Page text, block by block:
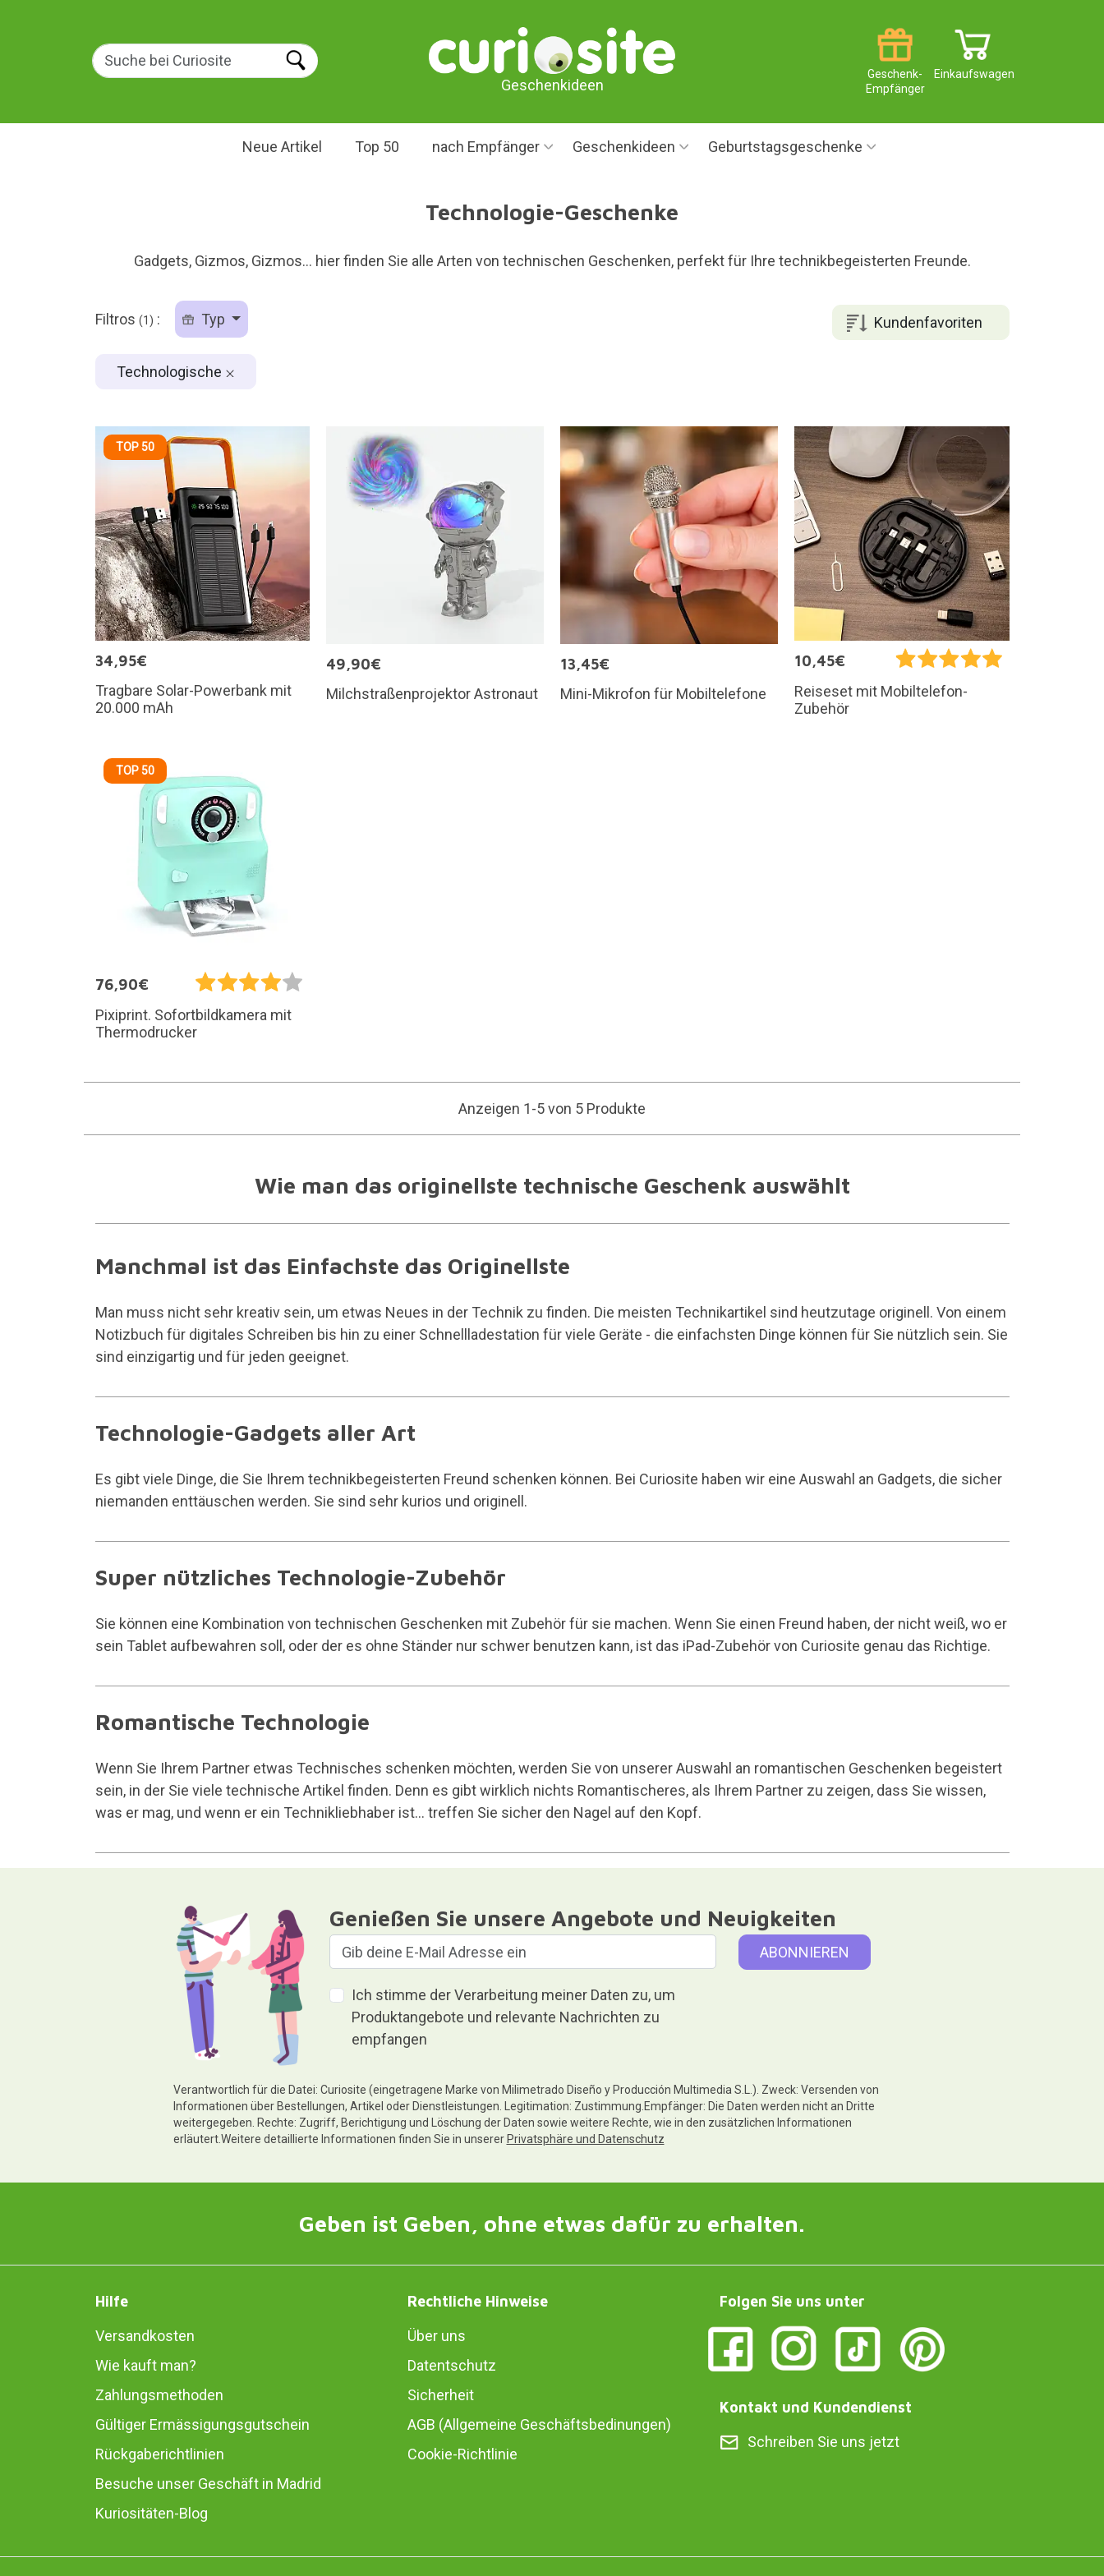
Geschenkideen
Einkaufswagen
Geschenk-
Empfänger
Neue Artikel Top 50 nach Empfänger Geschenkideen Geburtstagsgeschenke
Technologie-Geschenke
Gadgets, Gizmos, Gizmos... hier finden Sie alle Arten von technischen Geschenken, perfekt für Ihre technikbegeisterten Freunde.
Kundenfavoriten
Filtros (1) : Typ
Technologische
TOP 50
34,95€
Tragbare Solar-Powerbank mit
20.000 mAh
49,90€
Milchstraßenprojektor Astronaut
13,45€
Mini-Mikrofon für Mobiltelefone
10,45€
Reiseset mit Mobiltelefon-
Zubehör
TOP 50
76,90€
Pixiprint. Sofortbildkamera mit
Thermodrucker
Anzeigen 1-5 von 5 Produkte
Wie man das originellste technische Geschenk auswählt
Manchmal ist das Einfachste das Originellste
Man muss nicht sehr kreativ sein, um etwas Neues in der Technik zu finden. Die meisten Technikartikel sind heutzutage originell. Von einem
Notizbuch für digitales Schreiben bis hin zu einer Schnellladestation für viele Geräte - die einfachsten Dinge können für Sie nützlich sein. Sie
sind einzigartig und für jeden geeignet.
Technologie-Gadgets aller Art
Es gibt viele Dinge, die Sie Ihrem technikbegeisterten Freund schenken können. Bei Curiosite haben wir eine Auswahl an Gadgets, die sicher
niemanden enttäuschen werden. Sie sind sehr kurios und originell.
Super nützliches Technologie-Zubehör
Sie können eine Kombination von technischen Geschenken mit Zubehör für sie machen. Wenn Sie einen Freund haben, der nicht weiß, wo er
sein Tablet aufbewahren soll, oder der es ohne Ständer nur schwer benutzen kann, ist das iPad-Zubehörvon Curiosite genau das Richtige.
Romantische Technologie
Wenn Sie Ihrem Partner etwas Technisches schenken möchten, werden Sie von unserer Auswahl an romantischen Geschenken begeistert
sein, in der Sie viele technische Artikel finden. Denn es gibt wirklich nichts Romantischeres, als Ihrem Partner zu zeigen, dass Sie wissen,
was er mag, und wenn er ein Technikliebhaber ist... treffen Sie sicher den Nagel auf den Kopf.
Genießen Sie unsere Angebote und Neuigkeiten
Ich stimme der Verarbeitung meiner Daten zu, um
Produktangebote und relevante Nachrichten zu
empfangen
Verantwortlich für die Datei: Curiosite (eingetragene Marke von Milimetrado Diseño y Producción Multimedia S.L.). Zweck: Versenden von
Informationen über Bestellungen, Artikel oder Dienstleistungen. Legitimation: Zustimmung.Empfänger: Die Daten werden nicht an Dritte
weitergegeben. Rechte: Zugriff, Berichtigung und Löschung der Daten sowie weitere Rechte, wie in den zusätzlichen Informationen
erläutert.Weitere detaillierte Informationen finden Sie in unsererPrivatsphäre und Datenschutz
Geben ist Geben, ohne etwas dafür zu erhalten.
Hilfe
Versandkosten
Wie kauft man?
Zahlungsmethoden
Gültiger Ermässigungsgutschein
Rückgaberichtlinien
Besuche unser Geschäft in Madrid
Kuriositäten-Blog
Rechtliche Hinweise
Über uns
Datentschutz
Sicherheit
AGB (Allgemeine Geschäftsbedinungen)
Cookie-Richtlinie
Folgen Sie uns unter
Kontakt und Kundendienst
Schreiben Sie uns jetzt